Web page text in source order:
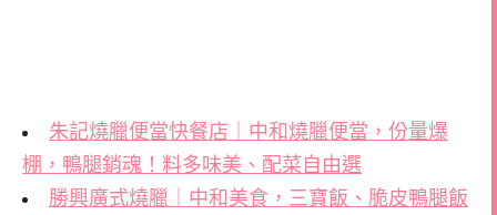
朱記燒臘便當快餐店｜中和燒臘便當，份量爆
棚，鴨腿銷魂！料多味美、配菜自由選
勝興廣式燒臘｜中和美食，三寶飯、脆皮鴨腿飯